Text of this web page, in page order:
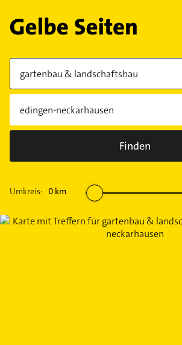
Finden
Umkreis: 0 km